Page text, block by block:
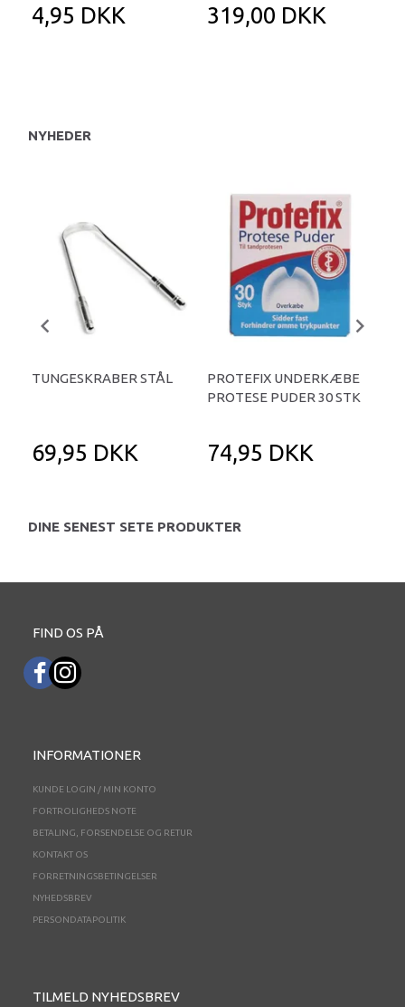
4,95 DKK 319,00 DKK
NYHEDER
TUNGESKRABER STÅL
69,95 DKK
PROTEFIX UNDERKÆBE
PROTESE PUDER 30 STK
74,95 DKK
DINE SENEST SETE PRODUKTER
FIND OS PÅ
INFORMATIONER
KUNDE LOGIN / MIN KONTO
FORTROLIGHEDS NOTE
BETALING, FORSENDELSE OG RETUR
KONTAKT OS
FORRETNINGSBETINGELSER
NYHEDSBREV
PERSONDATAPOLITIK
TILMELD NYHEDSBREV